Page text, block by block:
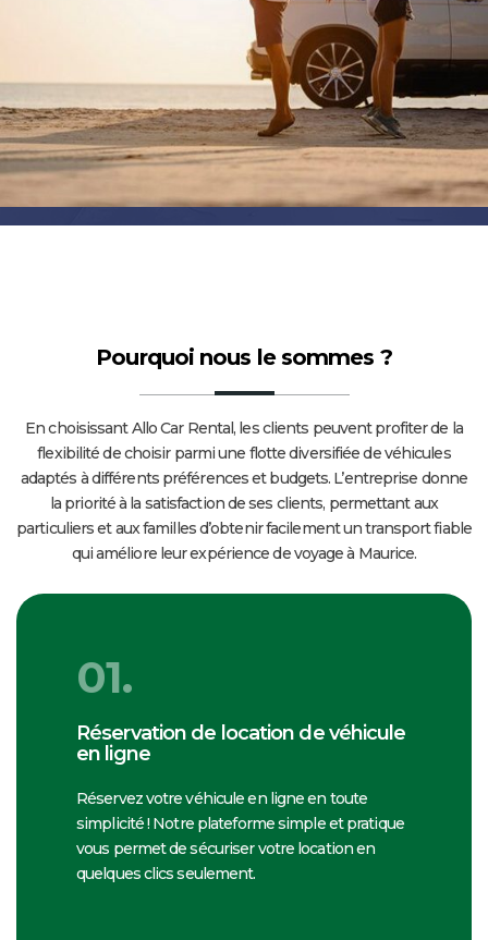
Pourquoi nous le sommes ?
En choisissant Allo Car Rental, les clients peuvent profiter de la
flexibilité de choisir parmi une flotte diversifiée de véhicules
adaptés à différents préférences et budgets. L’entreprise donne
la priorité à la satisfaction de ses clients, permettant aux
particuliers et aux familles d’obtenir facilement un transport fiable
qui améliore leur expérience de voyage à Maurice.
01.
Réservation de location de véhicule
en ligne
Réservez votre véhicule en ligne en toute
simplicité ! Notre plateforme simple et pratique
vous permet de sécuriser votre location en
quelques clics seulement.